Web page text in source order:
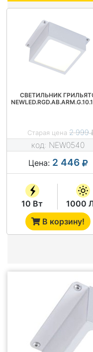
СВЕТИЛЬНИК
код: NEW0540
Старая цена 2 999
Цена: 2 446
10 Вт
1000
В корзину!